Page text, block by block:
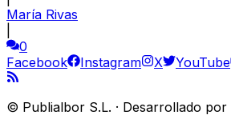
María Rivas
0
Facebook
Instagram X YouTube
© Publialbor S.L. · Desarrollado por